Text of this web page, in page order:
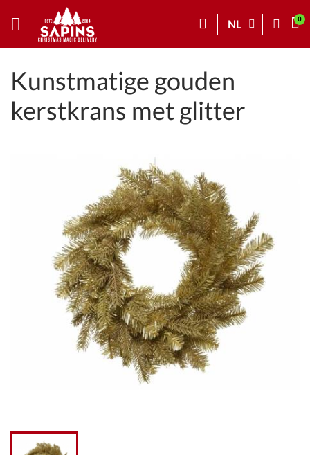
NL
Kunstmatige gouden
kerstkrans met glitter